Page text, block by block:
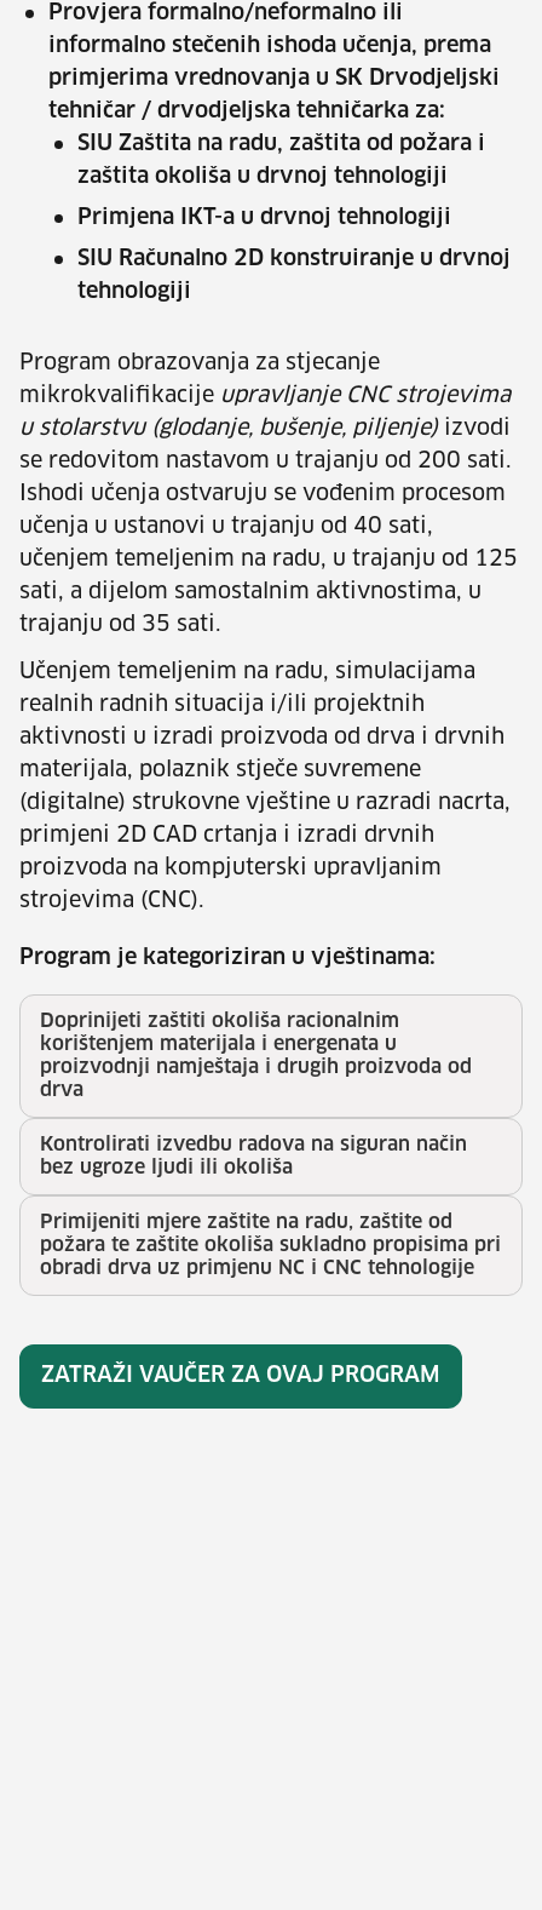
Provjera formalno/neformalno ili
informalno stečenih ishoda učenja, prema
primjerima vrednovanja u SK Drvodjeljski
tehničar / drvodjeljska tehničarka za:
SIU Zaštita na radu, zaštita od požara i
zaštita okoliša u drvnoj tehnologiji
Primjena IKT-a u drvnoj tehnologiji
SIU Računalno 2D konstruiranje u drvnoj
tehnologiji
Program obrazovanja za stjecanje
mikrokvalifikacije upravljanje CNC strojevima
u stolarstvu (glodanje, bušenje, piljenje)izvodi
se redovitom nastavom u trajanju od 200 sati.
Ishodi učenja ostvaruju se vođenim procesom
učenja u ustanovi u trajanju od 40 sati,
učenjem temeljenim na radu, u trajanju od 125
sati, a dijelom samostalnim aktivnostima, u
trajanju od 35 sati.
Učenjem temeljenim na radu, simulacijama
realnih radnih situacija i/ili projektnih
aktivnosti u izradi proizvoda od drva i drvnih
materijala, polaznik stječe suvremene
(digitalne) strukovne vještine u razradi nacrta,
primjeni 2D CAD crtanja i izradi drvnih
proizvoda na kompjuterski upravljanim
strojevima (CNC).
Program je kategoriziran u vještinama:
Doprinijeti zaštiti okoliša racionalnim
korištenjem materijala i energenata u
proizvodnji namještaja i drugih proizvoda od
drva
Kontrolirati izvedbu radova na siguran način
bez ugroze ljudi ili okoliša
Primijeniti mjere zaštite na radu, zaštite od
požara te zaštite okoliša sukladno propisima pri
obradi drva uz primjenu NC i CNC tehnologije
ZATRAŽI VAUČER ZA OVAJ PROGRAM